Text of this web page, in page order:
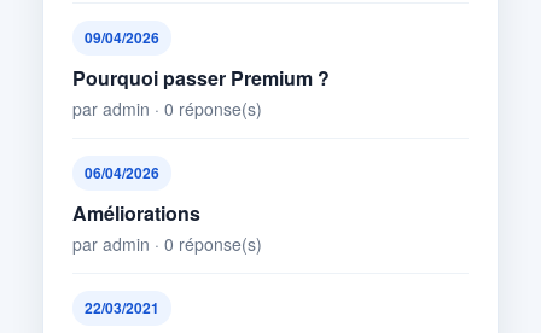
09/04/2026
Pourquoi passer Premium ?
par admin · 0 réponse(s)
06/04/2026
Améliorations
par admin · 0 réponse(s)
22/03/2021